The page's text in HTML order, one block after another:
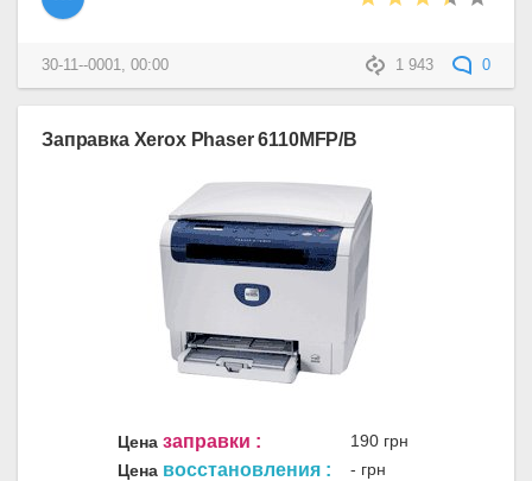
1 943 0
30-11--0001, 00:00
Заправка Xerox Phaser 6110MFP/B
Цена заправки :
190 грн
Цена восстановления : - грн